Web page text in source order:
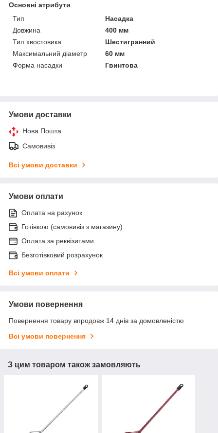
Основні атрибути
Тип
Насадка
Довжина
400 мм
Тип хвостовика
Шестигранний
Максимальний діаметр
60 мм
Форма насадки
Гвинтова
Умови доставки
Нова Пошта
Самовивіз
Всі умови доставки
Умови оплати
Оплата на рахунок
Готівкою (самовивіз з магазину)
Оплата за реквізитами
Безготівковий розрахунок
Всі умови оплати
Умови повернення
Повернення товару впродовж 14 днів за домовленістю
Всі умови повернення
З цим товаром також замовляють